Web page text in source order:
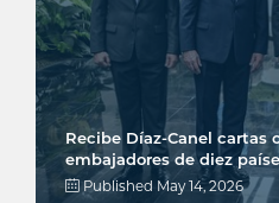
Recibe Díaz-Canel cartas
embajadores de diez
Published May 14, 2026